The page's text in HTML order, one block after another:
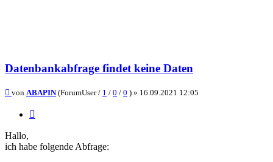
Datenbankabfrage findet keine Daten
Beitrag
von ABAPIN(ForumUser / 1 / 0 / 0 ) » 16.09.2021 12:05
Hallo,
ich habe folgende Abfrage: